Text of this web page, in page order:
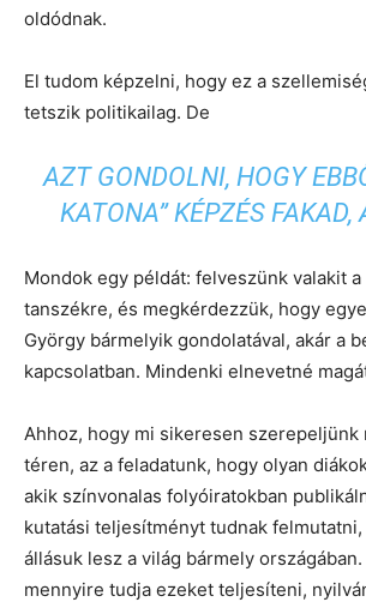
oldódnak.
El tudom képzelni, hogy ez a
tetszik politikailag. De
AZT GONDOLNI, HOGY
KATONA” KÉPZÉS FAKAD,
Mondok egy példát: felveszünk valakit a
tanszékre, és megkérdezzük, hogy
György bármelyik gondolatával, akár a
kapcsolatban. Mindenki elnevetné
Ahhoz, hogy mi sikeresen szerepeljünk
téren, az a feladatunk, hogy olyan
akik színvonalas folyóiratokban
kutatási teljesítményt tudnak felmutatni,
állásuk lesz a világ bármely
mennyire tudja ezeket teljesíteni,